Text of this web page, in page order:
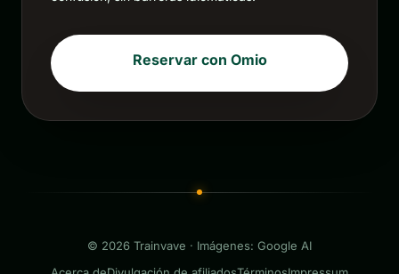
Reservar con Omio
© 2026 Trainvave · Imágenes: Google AI